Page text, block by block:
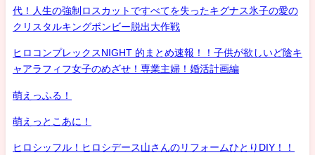
代！人生の強制ロスカットですべてを失ったキグナス氷子の愛の
クリスタルキングボンビー脱出大作戦
ヒロコンプレックスNIGHT 的まとめ速報！！子供が欲しいど陰キ
ャアラフィフ女子のめざせ！専業主婦！婚活計画編
萌えっふる！
萌えっとこあに！
ヒロシッフル！ヒロシデース山さんのリフォームひとりDIY！！